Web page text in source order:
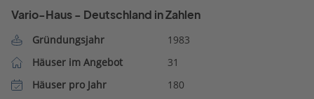
Vario-Haus - Deutschland in Zahlen
Gründungsjahr
1983
Häuser im Angebot
31
Häuser pro Jahr
180